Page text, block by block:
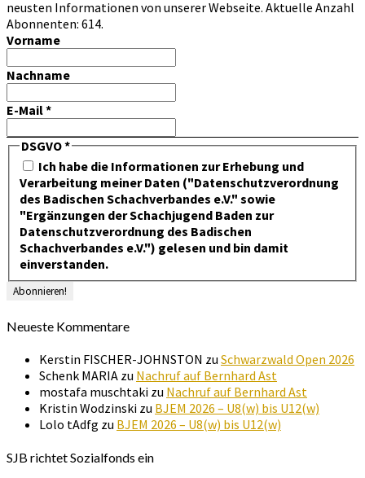
neusten Informationen von unserer Webseite. Aktuelle Anzahl
Abonnenten: 614.
Vorname
Nachname
E-Mail*
DSGVO*
Ich habe die Informationen zur Erhebung und
Verarbeitung meiner Daten ("Datenschutzverordnung
des Badischen Schachverbandes e.V." sowie
"Ergänzungen der Schachjugend Baden zur
Datenschutzverordnung des Badischen
Schachverbandes e.V.") gelesen und bin damit
einverstanden.
Neueste Kommentare
Kerstin FISCHER-JOHNSTON zu Schwarzwald Open 2026
Schenk MARIA zu Nachruf auf Bernhard Ast
mostafa muschtaki zu Nachruf auf Bernhard Ast
Kristin Wodzinski zu BJEM 2026 – U8(w) bis U12(w)
Lolo tAdfg zu BJEM 2026 – U8(w) bis U12(w)
SJB richtet Sozialfonds ein